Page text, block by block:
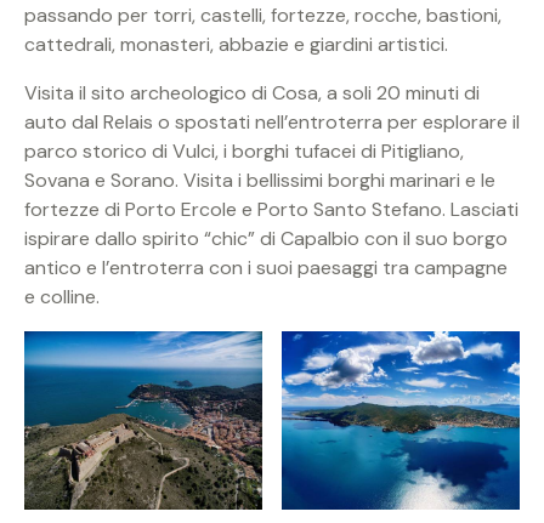
passando per torri, castelli, fortezze, rocche, bastioni,
cattedrali, monasteri, abbazie e giardini artistici.
Visita il sito archeologico di Cosa, a soli 20 minuti di
auto dal Relais o spostati nell’entroterra per esplorare il
parco storico di Vulci, i borghi tufacei di Pitigliano,
Sovana e Sorano. Visita i bellissimi borghi marinari e le
fortezze di Porto Ercole e Porto Santo Stefano. Lasciati
ispirare dallo spirito “chic” di Capalbio con il suo borgo
antico e l’entroterra con i suoi paesaggi tra campagne
e colline.